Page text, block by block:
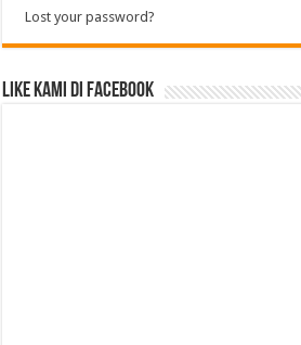
Lost your password?
Like Kami di Facebook